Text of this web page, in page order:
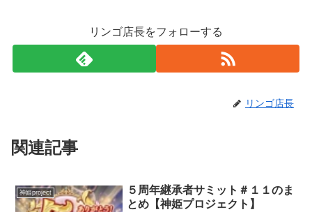
リンゴ店長をフォローする
リンゴ店長
関連記事
神姫project
５周年継承者サミット＃１１のま
とめ【神姫プロジェクト】